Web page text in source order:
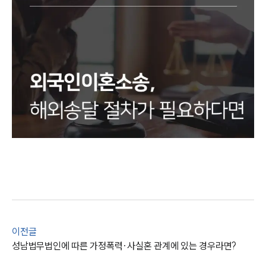
이전글
성남법무법인에 따른 가정폭력·사실혼 관계에 있는 경우라면?